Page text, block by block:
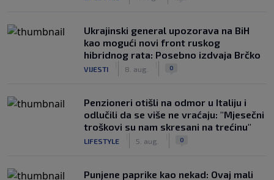
Ukrajinski general upozorava na BiH
kao mogući novi front ruskog
hibridnog rata: Posebno izdvaja Brčko
VIJESTI 8. aug. 0
Penzioneri otišli na odmor u Italiju i
odlučili da se više ne vraćaju: "Mjesečni
troškovi su nam skresani na trećinu"
LIFESTYLE 5. aug. 0
Punjene paprike kao nekad: Ovaj mali